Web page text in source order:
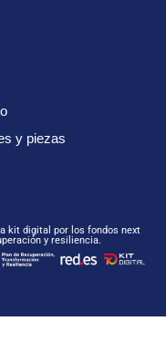
y piezas
kit digital por los fondos next
y resiliencia.